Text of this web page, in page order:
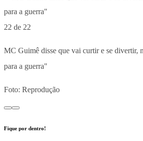
22 de 22
MC Guimê disse que vai curtir e se divertir,
para a guerra"
Foto: Reprodução
Fique por dentro!